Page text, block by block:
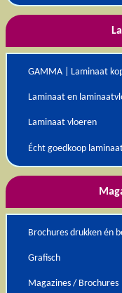
GAMMA | Laminaat
Laminaat en
Laminaat vloeren
Écht goedkoop
Brochures drukken én
Grafisch
Magazines / Brochures